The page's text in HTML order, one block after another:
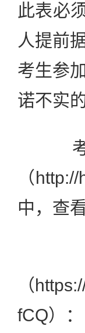
此表必
人提前
考生参
诺不实
考
（
中，查
（
fCQ）：